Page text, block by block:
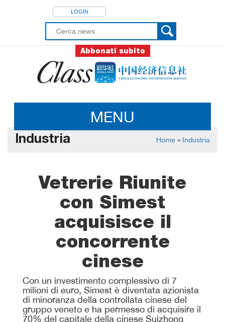
LOGIN
Abbonati subito
MENU
Industria Home » Industria
Vetrerie Riunite
con Simest
acquisisce il
concorrente
cinese
Con un investimento complessivo di 7
milioni di euro, Simest è diventata azionista
di minoranza della controllata cinese del
gruppo veneto e ha permesso di acquisire il
70% del capitale della cinese Suizhong